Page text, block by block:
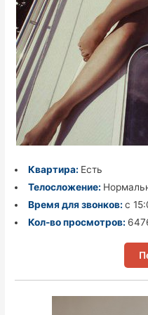
Квартира: Есть
Телосложение:
Время для звонков: с
Кол-во просмотров: